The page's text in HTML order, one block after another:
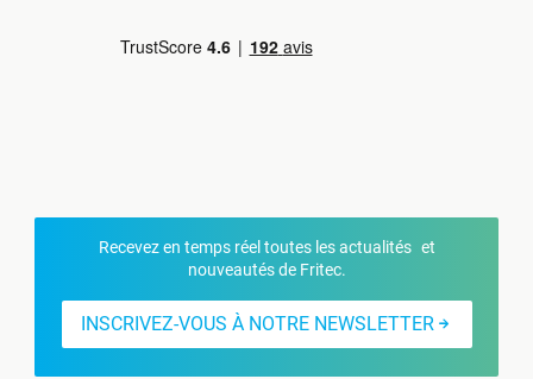
Recevez en temps réel toutes les actualités et
nouveautés de Fritec.
INSCRIVEZ-VOUS À NOTRE NEWSLETTER